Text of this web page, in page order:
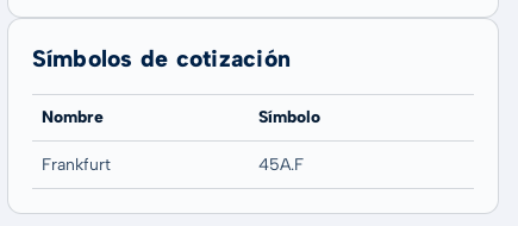
Símbolos de cotización
Nombre Símbolo
Frankfurt 45A.F